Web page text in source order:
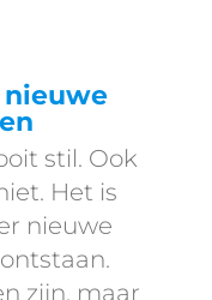
stil. Ook
Het is
nieuwe
zijn, maar